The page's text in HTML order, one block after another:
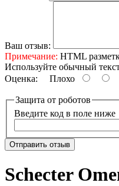
Ваш отзыв:
Примечание: HTML
Используйте обычный
Оценка: Плохо
Защита от роботов
Введите код в поле ниже
Отправить отзыв
Schecter